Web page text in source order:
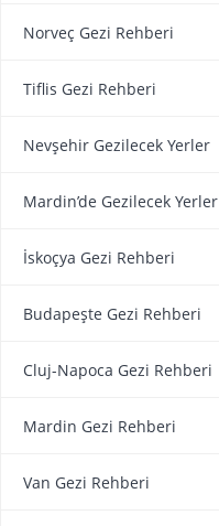
Norveç Gezi Rehberi
Tiflis Gezi Rehberi
Nevşehir Gezilecek Yerler
Mardin’de Gezilecek Yerler
İskoçya Gezi Rehberi
Budapeşte Gezi Rehberi
Cluj-Napoca Gezi Rehberi
Mardin Gezi Rehberi
Van Gezi Rehberi